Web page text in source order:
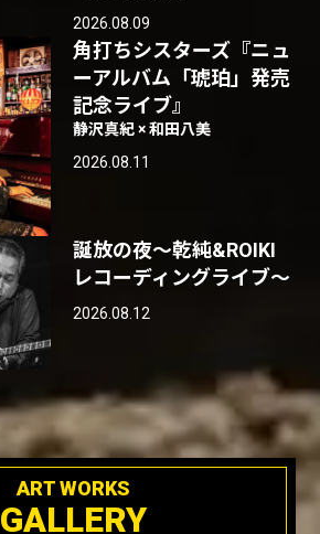
2026.08.09
角打ちシスターズ『ニュ
ーアルバム「琥珀」発売
記念ライブ』
静沢真紀 × 和田八美
2026.08.11
誕放の夜〜乾純&ROIKI
レコーディングライブ〜
2026.08.12
ART WORKS
GALLERY